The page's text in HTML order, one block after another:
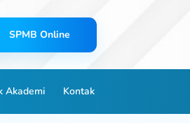
SPMB Online
Akademi Kontak